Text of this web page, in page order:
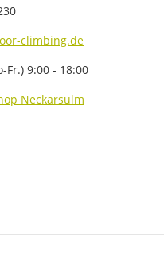
climbing.de
Fr.) 9:00 - 18:00
Neckarsulm